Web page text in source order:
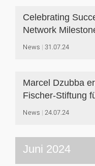
Celebrating
Network
News 31.07.24
Marcel Dzubba
Fischer-Stiftung
News 24.07.24
Juni 2024